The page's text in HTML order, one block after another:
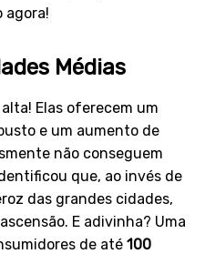
agora!
Médias
Elas oferecem um
e um aumento de
não conseguem
que, ao invés de
das grandes cidades,
E adivinha? Uma
de até 100